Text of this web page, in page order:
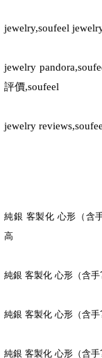
jewelry,soufeel
jewelry
評價,soufeel
jewelry
純銀 客製化 心形（含
高
純銀 客製化 心形（含
純銀 客製化 心形（含
純銀 客製化 心形（含